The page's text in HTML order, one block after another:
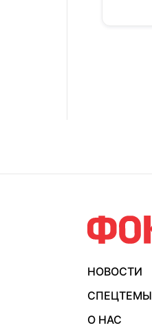
НОВОСТИ
СПЕЦТЕМЫ
О НАС